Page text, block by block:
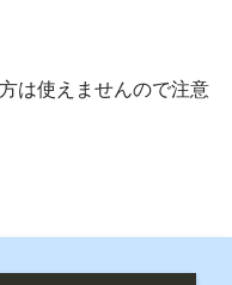
は使えませんので注意